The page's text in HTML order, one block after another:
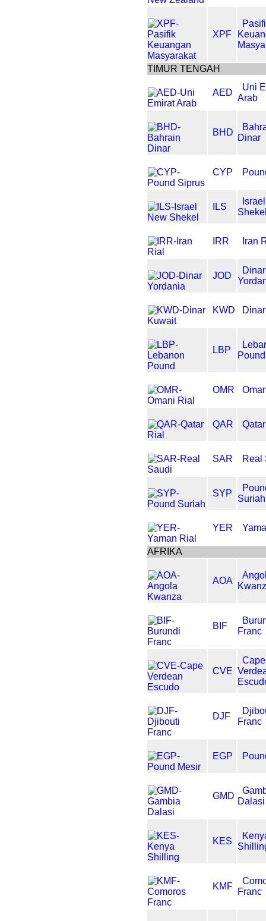
XPF
TIMUR TENGAH
AED
Uni
Arab
BHD
Dinar
CYP
ILS
IRR Iran
JOD
Dinar
KWD
LBP
Pound
OMR
QAR
SAR Real
SYP
Suriah
YER
AFRIKA
AOA
BIF
Franc
CVE
Cape
DJF
Franc
EGP
GMD
Dalasi
KES
KMF
Franc